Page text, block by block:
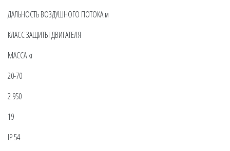
ДАЛЬНОСТЬ ВОЗДУШНОГО ПОТОКА м
КЛАСС ЗАЩИТЫ ДВИГАТЕЛЯ
МАССА кг
20-70
2 950
19
IP 54